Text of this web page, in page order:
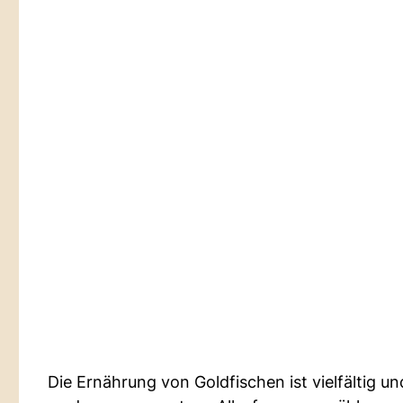
Die Ernährung von Goldfischen ist vielfältig